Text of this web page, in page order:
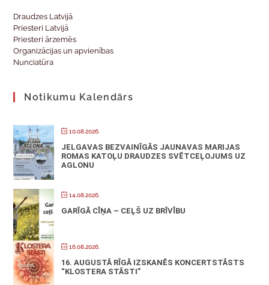
Draudzes Latvijā
Priesteri Latvijā
Priesteri ārzemēs
Organizācijas un apvienības
Nunciatūra
Notikumu Kalendārs
10.08.2026.
JELGAVAS BEZVAINĪGĀS JAUNAVAS MARIJAS
ROMAS KATOĻU DRAUDZES SVĒTCEĻOJUMS UZ
AGLONU
14.08.2026.
GARĪGĀ CĪŅA – CEĻŠ UZ BRĪVĪBU
16.08.2026.
16. AUGUSTĀ RĪGĀ IZSKANĒS KONCERTSTĀSTS
“KLOSTERA STĀSTI”